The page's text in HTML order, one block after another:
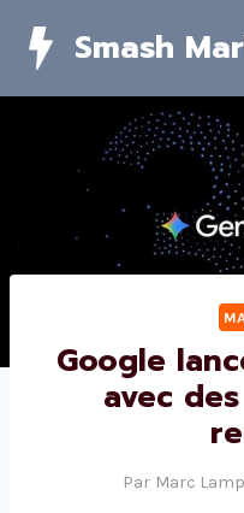
Smash
Google
avec
Par Marc